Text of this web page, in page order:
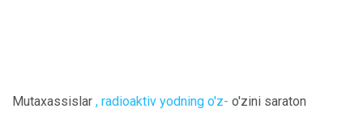
Mutaxassislar , radioaktiv yodning o'z- o'zini saraton